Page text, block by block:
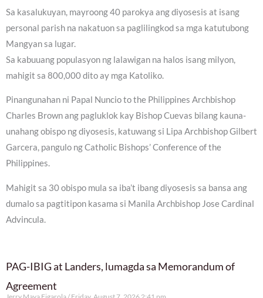
Sa kasalukuyan, mayroong 40 parokya ang diyosesis at isang
personal parish na nakatuon sa paglilingkod sa mga katutubong
Mangyan sa lugar.
Sa kabuuang populasyon ng lalawigan na halos isang milyon,
mahigit sa 800,000 dito ay mga Katoliko.
Pinangunahan ni Papal Nuncio to the Philippines Archbishop
Charles Brown ang pagluklok kay Bishop Cuevas bilang kauna-
unahang obispo ng diyosesis, katuwang si Lipa Archbishop Gilbert
Garcera, pangulo ng Catholic Bishops’ Conference of the
Philippines.
Mahigit sa 30 obispo mula sa iba’t ibang diyosesis sa bansa ang
dumalo sa pagtitipon kasama si Manila Archbishop Jose Cardinal
Advincula.
PAG-IBIG at Landers, lumagda sa Memorandum of
Agreement